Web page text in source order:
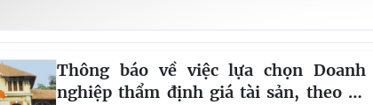
Thông báo về việc lựa chọn Doanh
nghiệp thẩm định giá tài sản, theo số